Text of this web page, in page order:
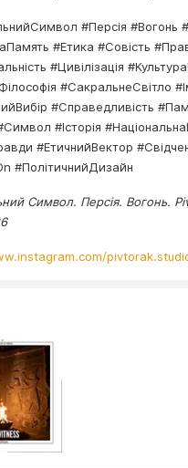
#Персія #Вогонь
#Етика #Совість
#Цивілізація
#СакральнеСвітло
#Справедливість
#Історія
#ЕтичнийВектор
#ПолітичнийДизайн
Символ. Персія. Вогонь.